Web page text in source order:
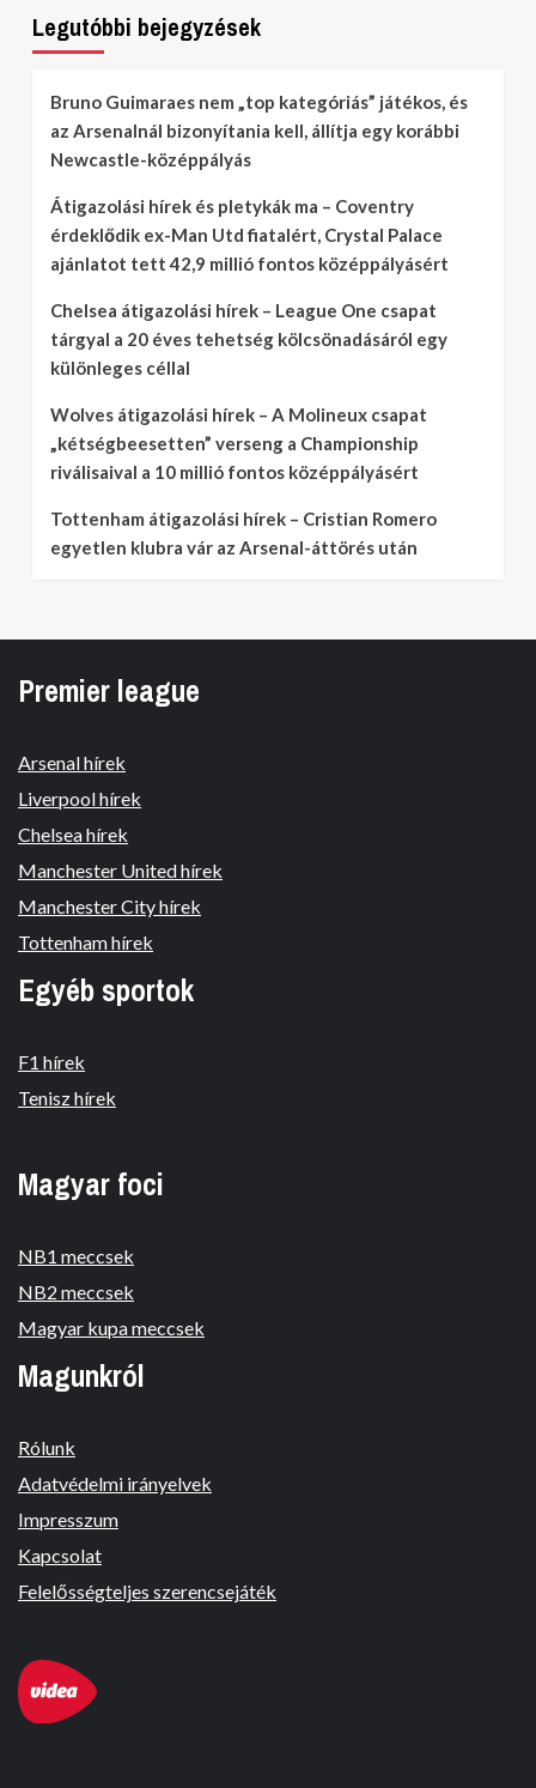
Legutóbbi bejegyzések
Bruno Guimaraes nem „top kategóriás” játékos, és
az Arsenalnál bizonyítania kell, állítja egy korábbi
Newcastle-középpályás
Átigazolási hírek és pletykák ma – Coventry
érdeklődik ex-Man Utd fiatalért, Crystal Palace
ajánlatot tett 42,9 millió fontos középpályásért
Chelsea átigazolási hírek – League One csapat
tárgyal a 20 éves tehetség kölcsönadásáról egy
különleges céllal
Wolves átigazolási hírek – A Molineux csapat
„kétségbeesetten” verseng a Championship
riválisaival a 10 millió fontos középpályásért
Tottenham átigazolási hírek – Cristian Romero
egyetlen klubra vár az Arsenal-áttörés után
Premier league
Arsenal hírek
Liverpool hírek
Chelsea hírek
Manchester United hírek
Manchester City hírek
Tottenham hírek
Egyéb sportok
F1 hírek
Tenisz hírek
Magyar foci
NB1 meccsek
NB2 meccsek
Magyar kupa meccsek
Magunkról
Rólunk
Adatvédelmi irányelvek
Impresszum
Kapcsolat
Felelősségteljes szerencsejáték